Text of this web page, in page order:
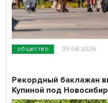
общество 05.08.2026
Рекордный баклажан
Купиной под